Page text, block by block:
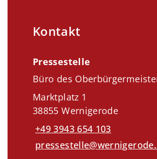
Kontakt
Pressestelle
Büro des
Marktplatz 1
38855 Wernigerode
+49 3943 654 103